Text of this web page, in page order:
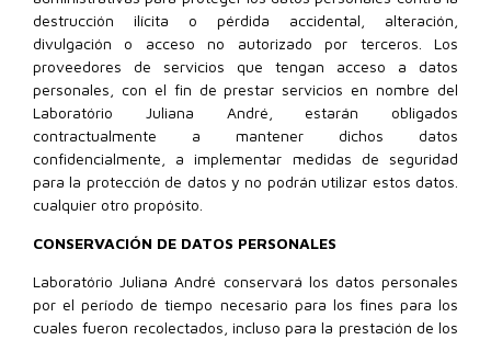
destrucción ilícita o pérdida accidental, alteración,
divulgación o acceso no autorizado por terceros. Los
proveedores de servicios que tengan acceso a datos
personales, con el fin de prestar servicios en nombre del
Laboratório Juliana André, estarán obligados
contractualmente a mantener dichos datos
confidencialmente, a implementar medidas de seguridad
para la protección de datos y no podrán utilizar estos datos.
cualquier otro propósito.
CONSERVACIÓN DE DATOS PERSONALES
Laboratório Juliana André conservará los datos personales
por el período de tiempo necesario para los fines para los
cuales fueron recolectados, incluso para la prestación de los